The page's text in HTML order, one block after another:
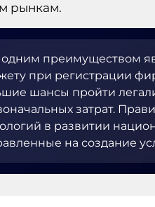
рынкам.
преимуществом
при регистрации
шансы пройти
затрат.
в развитии
на создание